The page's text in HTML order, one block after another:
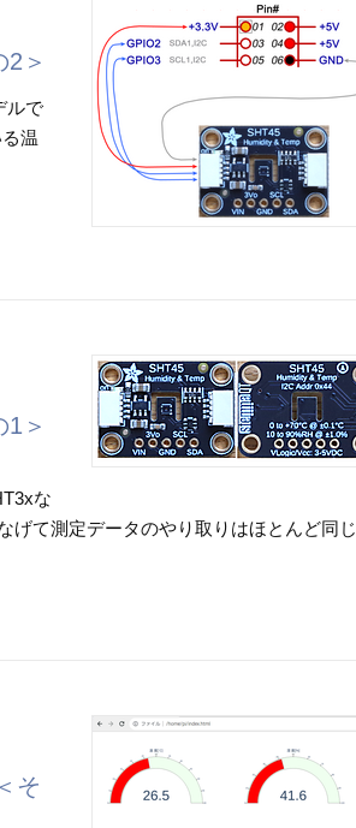
＞
ルで
温
＞
な
げて測定データのやり取りはほとんど同じ
そ